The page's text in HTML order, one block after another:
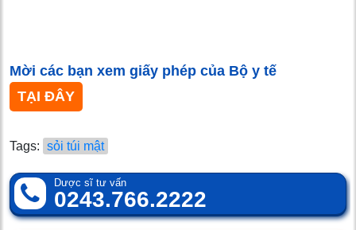
Mời các bạn xem giấy phép của Bộ y tế
TẠI ĐÂY
Tags: sỏi túi mật
Dược sĩ tư vấn
0243.766.2222